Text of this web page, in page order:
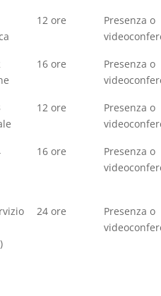
12 ore
Presenza o
16 ore
Presenza o
12 ore
Presenza o
16 ore
Presenza o
24 ore
Presenza o